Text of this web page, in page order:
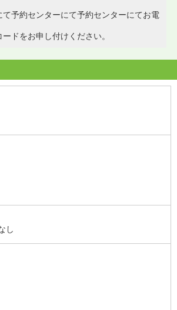
予約センターにて予約センターにてお電
ドをお申し付けください。
し